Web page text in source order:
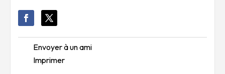
Envoyer à un ami
Imprimer